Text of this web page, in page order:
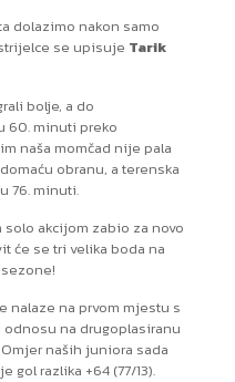
dolazimo nakon samo
se upisuje Tarik
bolje, a do
60. minuti preko
naša momčad nije pala
obranu, a terenska
76. minuti.
akcijom zabio za novo
će se tri velika boda na
nalaze na prvom mjestu s
odnosu na drugoplasiranu
naših juniora sada
gol razlika +64 (77/13).